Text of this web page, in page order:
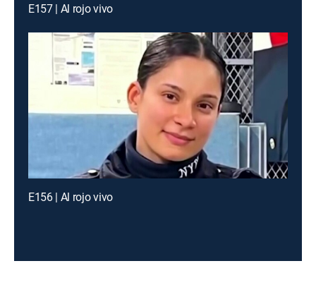
E157 | Al rojo vivo
E156 | Al rojo vivo